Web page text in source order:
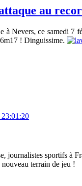
au
à Nevers, ce samedi
! Dinguissime.
journalistes sportifs à
terrain de jeu !